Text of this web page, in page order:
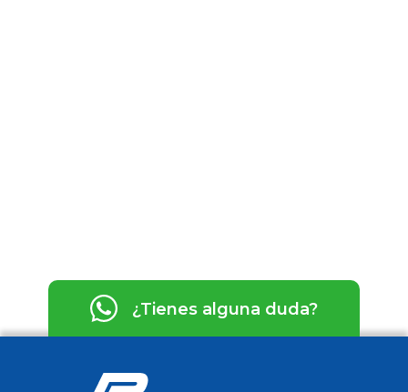
¿Tienes alguna duda?